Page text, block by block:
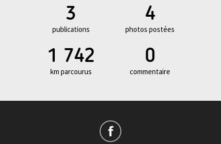
3
publications
4
photos postées
1 742
km parcourus
0
commentaire